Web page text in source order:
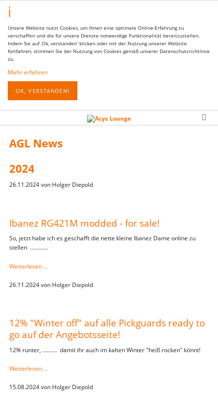
Unsere Website nutzt Cookies, um Ihnen eine optimale Online-Erfahrung zu
verschaffen und die für unsere Dienste notwendige Funktionalität bereitzustellen.
Indem Sie auf ‚Ok, verstanden‘ klicken oder mit der Nutzung unserer Website
fortfahren, stimmen Sie der Nutzung von Cookies gemäß unserer Datenschutzrichtlinie
zu.
Mehr erfahren
OK, VERSTANDEN!
AGL News
2024
26.11.2024von Holger Diepold
Ibanez RG421M modded - for sale!
So, jetzt habe ich es geschafft die nette kleine Ibanez Dame online zu
stellen ............
Weiterlesen …Ibanez
modded
26.11.2024von Holger Diepold
12% "Winter off" auf alle Pickguards ready to
go auf der Angebotsseite!
12% runter, .......... damit ihr auch im kalten Winter "heiß rocken" könnt!
Weiterlesen …12%
off"
15.08.2024von Holger Diepold